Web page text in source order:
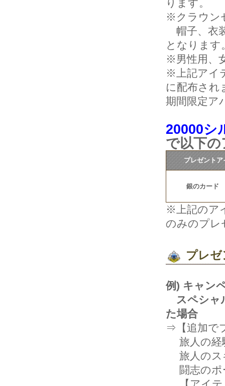
ります。
※クラウン
帽子、衣
となります
※男性用、
※上記アイ
に配布され
期間限定
20000シ
で以下
プレゼントア
銀のカード
※上記のア
のみのプレ
プレ
例)キャン
スペシャ
た場合
⇒【追加で
旅人の経
旅人のス
闘志の